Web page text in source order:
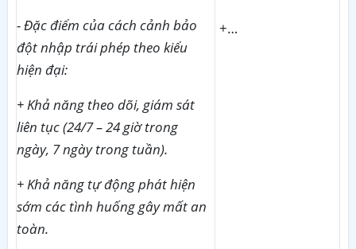
- Đặc điểm của cách cảnh bảo
đột nhập trái phép theo kiểu
hiện đại:
+ Khả năng theo dõi, giám sát
liên tục (24/7 – 24 giờ trong
ngày, 7 ngày trong tuần).
+ Khả năng tự động phát hiện
sớm các tình huống gây mất an
toàn.
+…